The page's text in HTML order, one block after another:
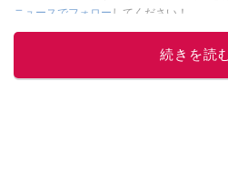
ニュースでフォロー してください！
続きを読